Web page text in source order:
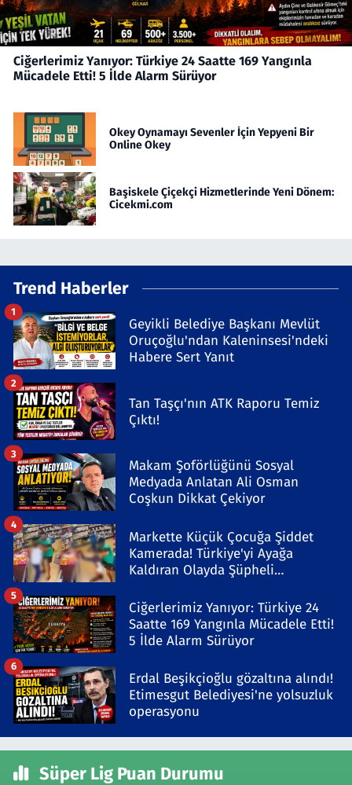
Ciğerlerimiz Yanıyor: Türkiye 24 Saatte 169 Yangınla
Mücadele Etti! 5 İlde Alarm Sürüyor
Okey Oynamayı Sevenler İçin Yepyeni Bir
Online Okey
Başiskele Çiçekçi Hizmetlerinde Yeni Dönem:
Cicekmi.com
Trend Haberler
Geyikli Belediye Başkanı Mevlüt
Oruçoğlu'ndan Kaleninsesi'ndeki
Habere Sert Yanıt
1
Tan Taşçı'nın ATK Raporu Temiz
Çıktı!
2
Makam Şoförlüğünü Sosyal
Medyada Anlatan Ali Osman
Coşkun Dikkat Çekiyor
3
Markette Küçük Çocuğa Şiddet
Kamerada! Türkiye'yi Ayağa
Kaldıran Olayda Şüpheli
4
Ciğerlerimiz Yanıyor: Türkiye 24
Saatte 169 Yangınla Mücadele Etti!
5 İlde Alarm Sürüyor
5
Erdal Beşikçioğlu gözaltına alındı!
Etimesgut Belediyesi'ne yolsuzluk
operasyonu
6
Süper Lig Puan Durumu